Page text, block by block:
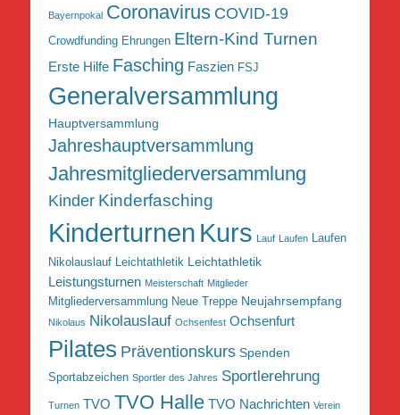
Bayernpokal Coronavirus COVID-19
Crowdfunding Ehrungen Eltern-Kind Turnen
Erste Hilfe Fasching Faszien FSJ
Generalversammlung
Hauptversammlung
Jahreshauptversammlung
Jahresmitgliederversammlung
Kinder Kinderfasching
Kinderturnen Kurs Lauf Laufen Laufen
Nikolauslauf Leichtathletik Leichtathletik
Leistungsturnen Meisterschaft Mitglieder
Mitgliederversammlung Neue Treppe Neujahrsempfang
Nikolaus Nikolauslauf Ochsenfest Ochsenfurt
Pilates Präventionskurs Spenden
Sportabzeichen Sportler des Jahres Sportlerehrung
Turnen TVO TVO Halle TVO Nachrichten Verein